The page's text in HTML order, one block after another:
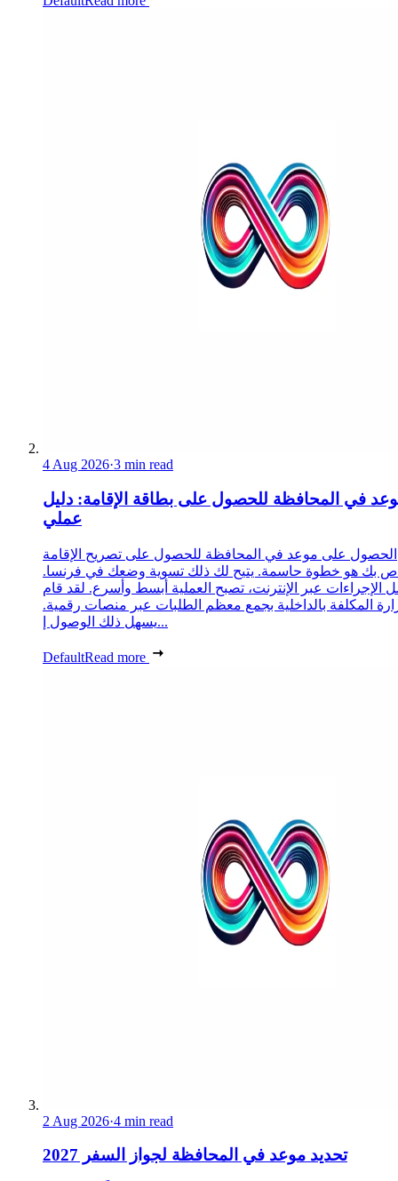
4 Aug 2026·3 min read
في المحافظة للحصول على بطاقة الإقامة: دليل
عملي
الحصول على موعد في المحافظة للحصول على تصريح الإقامة
بك هو خطوة حاسمة. يتيح لك ذلك تسوية وضعك في فرنسا.
الإجراءات عبر الإنترنت، تصبح العملية أبسط وأسرع. لقد قام
المكلفة بالداخلية بجمع معظم الطلبات عبر منصات رقمية.
يسهل ذلك الوصول إ...
DefaultRead more
2 Aug 2026·4 min read
تحديد موعد في المحافظة لجواز السفر 2027